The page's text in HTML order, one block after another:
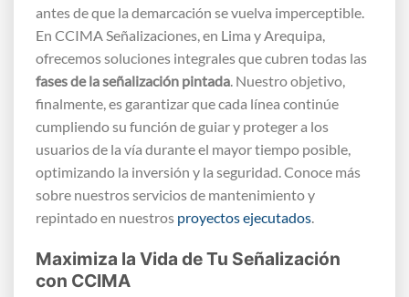
antes de que la demarcación se vuelva imperceptible.
En CCIMA Señalizaciones, en Lima y Arequipa,
ofrecemos soluciones integrales que cubren todas las
fases de la señalización pintada. Nuestro objetivo,
finalmente, es garantizar que cada línea continúe
cumpliendo su función de guiar y proteger a los
usuarios de la vía durante el mayor tiempo posible,
optimizando la inversión y la seguridad. Conoce más
sobre nuestros servicios de mantenimiento y
repintado en nuestros proyectos ejecutados.
Maximiza la Vida de Tu Señalización
con CCIMA